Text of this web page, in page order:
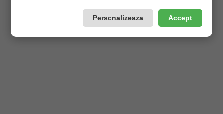
Personalizeaza Accept